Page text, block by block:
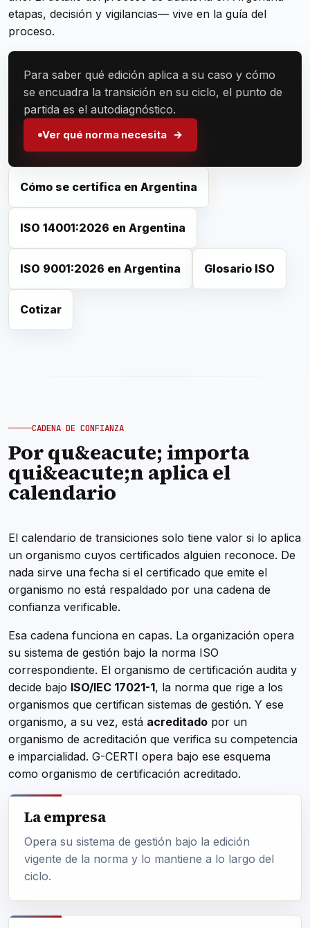
etapas, decisión y vigilancias— vive en la guía del
proceso.
Para saber qué edición aplica a su caso y cómo
se encuadra la transición en su ciclo, el punto de
partida es el autodiagnóstico.
Ver qué norma necesita
Cómo se certifica en Argentina
ISO 14001:2026 en Argentina
ISO 9001:2026 en Argentina Glosario ISO
Cotizar
CADENA DE CONFIANZA
Por qu&eacute; importa
qui&eacute;n aplica el
calendario
El calendario de transiciones solo tiene valor si lo aplica
un organismo cuyos certificados alguien reconoce. De
nada sirve una fecha si el certificado que emite el
organismo no está respaldado por una cadena de
confianza verificable.
Esa cadena funciona en capas. La organización opera
su sistema de gestión bajo la norma ISO
correspondiente. El organismo de certificación audita y
decide bajo ISO/IEC 17021-1, la norma que rige a los
organismos que certifican sistemas de gestión. Y ese
organismo, a su vez, está acreditado por un
organismo de acreditación que verifica su competencia
e imparcialidad. G-CERTI opera bajo ese esquema
como organismo de certificación acreditado.
La empresa
Opera su sistema de gestión bajo la edición
vigente de la norma y lo mantiene a lo largo del
ciclo.